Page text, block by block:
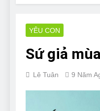
Do
7
YÊU CON
Sứ giả
Lê Tuân 9 Năm